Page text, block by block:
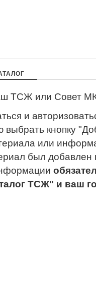
ТСЖ или Совет
и
кнопку
или
был добавлен
ТСЖ" и ваш